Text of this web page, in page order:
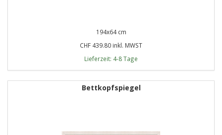
194x64 cm
CHF 439.80 inkl. MWST
Lieferzeit: 4-8 Tage
Bettkopfspiegel